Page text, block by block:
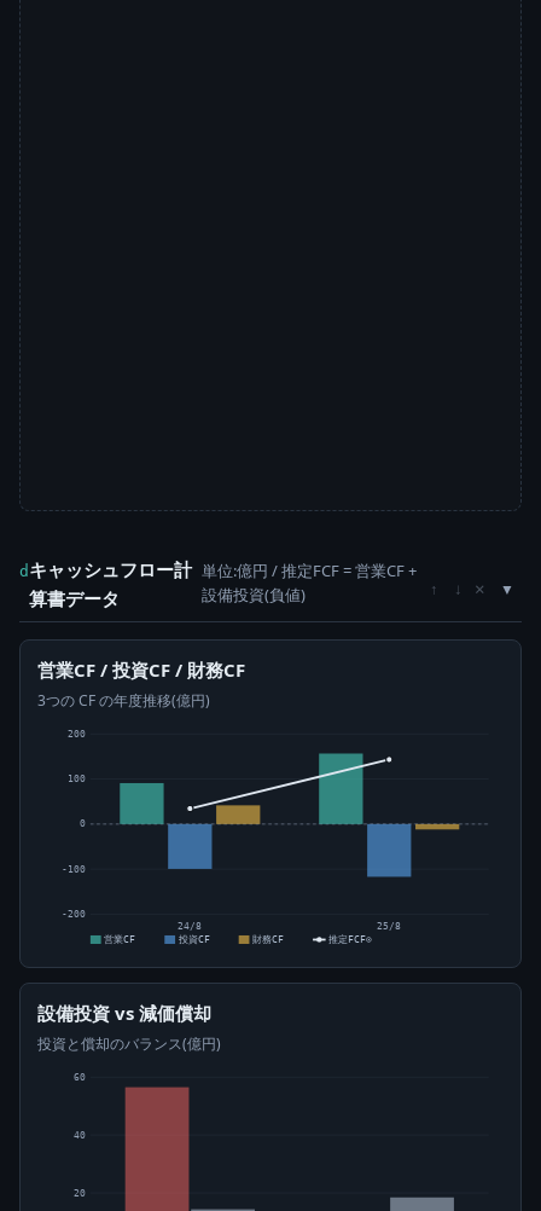
d キャッシュフロー計
算書データ
単位:億円 / 推定FCF = 営業CF +
設備投資(負値)
↑ ↓ ×
営業CF / 投資CF / 財務CF
3つの CF の年度推移(億円)
-200
-100
0
100
200
24/8
25/8
営業CF
投資CF 財務CF 推定FCF⊙
設備投資 vs 減価償却
投資と償却のバランス(億円)
20
40
60